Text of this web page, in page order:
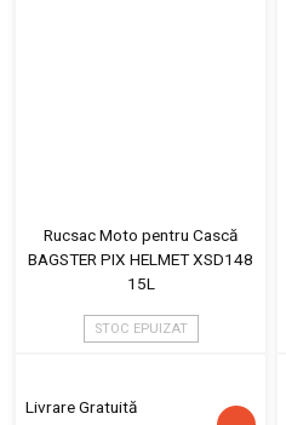
Rucsac Moto pentru Cască
BAGSTER PIX HELMET XSD148
15L
STOC EPUIZAT
Livrare Gratuită